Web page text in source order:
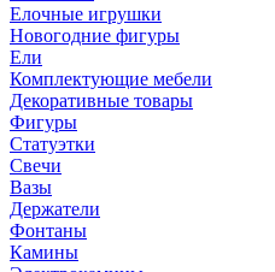
Елочные игрушки
Новогодние фигуры
Ели
Комплектующие мебели
Декоративные товары
Фигуры
Статуэтки
Свечи
Вазы
Держатели
Фонтаны
Камины